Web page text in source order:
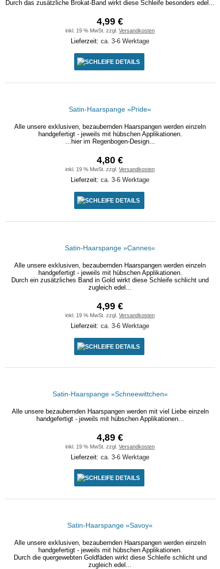
Durch das zusätzliche Brokat-Band wirkt diese Schleife besonders edel...
4,99 €
inkl. 19 % MwSt. zzgl. Versandkosten
Lieferzeit: ca. 3-6 Werktage
DETAILS
Satin-Haarspange »Pride«
Alle unsere exklusiven, bezaubernden Haarspangen werden einzeln
handgefertigt - jeweils mit hübschen Applikationen.
...hier im Regenbogen-Design...
4,80 €
inkl. 19 % MwSt. zzgl. Versandkosten
Lieferzeit: ca. 3-6 Werktage
DETAILS
Satin-Haarspange »Cannes«
Alle unsere exklusiven, bezaubernden Haarspangen werden einzeln
handgefertigt - jeweils mit hübschen Applikationen.
Durch ein zusätzliches Band in Gold wirkt diese Schleife schlicht und
zugleich edel...
4,99 €
inkl. 19 % MwSt. zzgl. Versandkosten
Lieferzeit: ca. 3-6 Werktage
DETAILS
Satin-Haarspange »Schneewittchen«
Alle unsere bezaubernden Haarspangen werden mit viel Liebe einzeln
handgefertigt - jeweils mit hübschen Applikationen...
4,89 €
inkl. 19 % MwSt. zzgl. Versandkosten
Lieferzeit: ca. 3-6 Werktage
DETAILS
Satin-Haarspange »Savoy«
Alle unsere exklusiven, bezaubernden Haarspangen werden einzeln
handgefertigt - jeweils mit hübschen Applikationen.
Durch die quergewebten Goldfäden wirkt diese Schleife schlicht und
zugleich edel...